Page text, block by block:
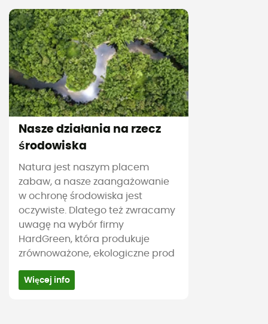
Nasze działania na rzecz
środowiska
Natura jest naszym placem
zabaw, a nasze zaangażowanie
w ochronę środowiska jest
oczywiste. Dlatego też zwracamy
uwagę na wybór firmy
HardGreen, która produkuje
zrównoważone, ekologiczne prod
Więcej info